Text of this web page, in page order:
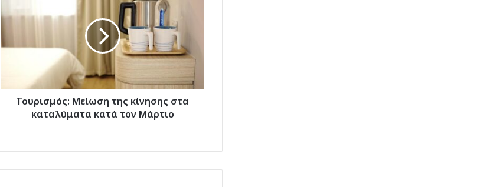
της
στα
καταλύματα
Μάρτιο
Τουρισμός: Μείωση της κίνησης στα
καταλύματα κατά τον Μάρτιο